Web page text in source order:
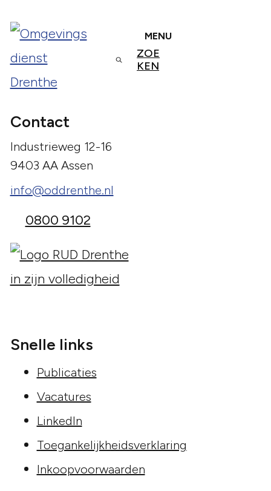
MENU
ZOE
KEN
Contact
Industrieweg 12-16
9403 AA Assen
info@oddrenthe.nl
0800 9102
Snelle links
Publicaties
Vacatures
LinkedIn
Toegankelijkheidsverklaring
Inkoopvoorwaarden